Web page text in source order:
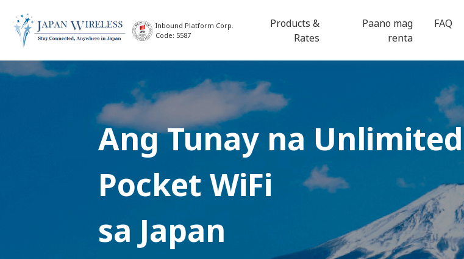
Inbound Platform Corp.
Code: 5587
Products &
Rates
Paano mag
renta
FAQ
Ang Tunay na Unlimited
Pocket WiFi
sa Japan